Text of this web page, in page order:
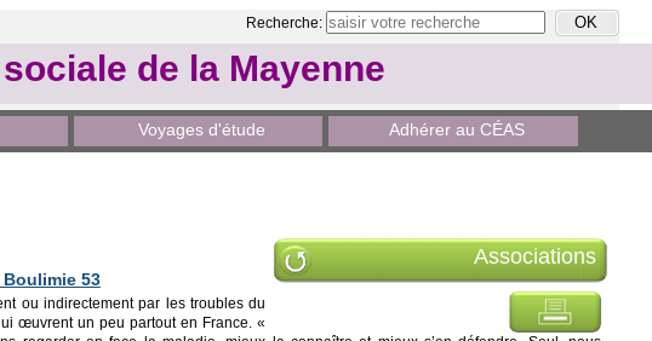
Recherche:
de la Mayenne
Voyages d'étude Adhérer au CÉAS
Associations
53
ou indirectement par les troubles du
œuvrent un peu partout en France. «